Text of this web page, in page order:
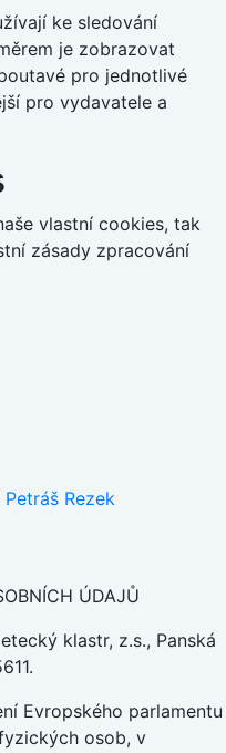
ke sledování
je zobrazovat
pro jednotlivé
pro vydavatele a
vlastní cookies, tak
zásady zpracování
Petráš Rezek
ÚDAJŮ
klastr, z.s., Panská
Evropského parlamentu
osob, v